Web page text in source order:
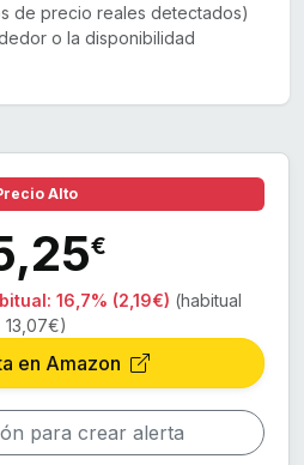
de precio reales detectados)
o la disponibilidad
Alto
€
16,7% (2,19€) (habitual
13,07€)
en Amazon
para crear alerta